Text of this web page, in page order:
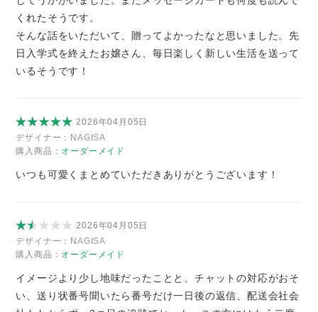
くれたそうです。
そんな話をいただいて、贈ってよかったなと思いました。先
日入学式を終えたお嬢さん、毎日楽しく新しい生活を送って
いるそうです！
2026年04月05日
デザイナー： NAGISA
購入商品： オーダーメイド
いつも可愛くまとめていただきありがとうございます！
2026年04月05日
デザイナー： NAGISA
購入商品： オーダーメイド
イメージより少し地味だったことと、チャットの対応がおそ
い、送り状番号聞いたら番号だけ一日後の返信、配送会社会